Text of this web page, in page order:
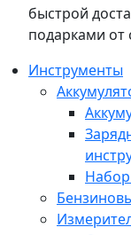
быстрой
подарками от
Инструменты